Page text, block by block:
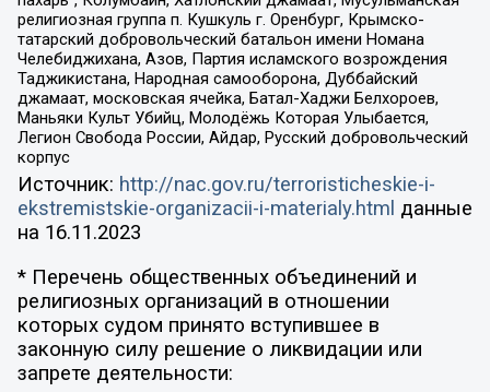
религиозная группа п. Кушкуль г. Оренбург, Крымско-
татарский добровольческий батальон имени Номана
Челебиджихана, Азов, Партия исламского возрождения
Таджикистана, Народная самооборона, Дуббайский
джамаат, московская ячейка, Батал-Хаджи Белхороев,
Маньяки Культ Убийц, Молодёжь Которая Улыбается,
Легион Свобода России, Айдар, Русский добровольческий
корпус
Источник: http://nac.gov.ru/terroristicheskie-i-
ekstremistskie-organizacii-i-materialy.html данные
на 16.11.2023
* Перечень общественных объединений и
религиозных организаций в отношении
которых судом принято вступившее в
законную силу решение о ликвидации или
запрете деятельности: